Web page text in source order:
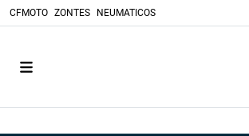
CFMOTO ZONTES NEUMATICOS